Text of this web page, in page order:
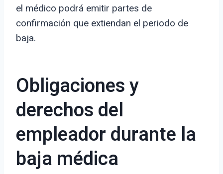
el médico podrá emitir partes de
confirmación que extiendan el periodo de
baja.
Obligaciones y
derechos del
empleador durante la
baja médica